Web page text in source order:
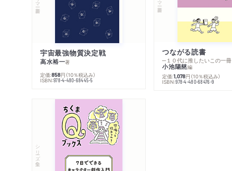
宇宙最強物質決定戦
高水裕一著
定価:858円 （10％税込み）
ISBN:978-4-480-68445-5
つながる読書
─１０代に推したいこの一冊
小池陽慈編
定価:1,078円 （10％税込み）
ISBN:978-4-480-68476-9
シリーズ・全集